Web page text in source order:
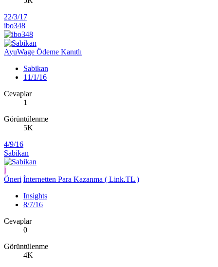
22/3/17
ibo348
AyuWage Ödeme Kanıtlı
Sabikan
11/1/16
Cevaplar
1
Görüntülenme
5K
4/9/16
Sabikan
I
Öneri İnternetten Para Kazanma ( Link.TL )
Insights
8/7/16
Cevaplar
0
Görüntülenme
4K